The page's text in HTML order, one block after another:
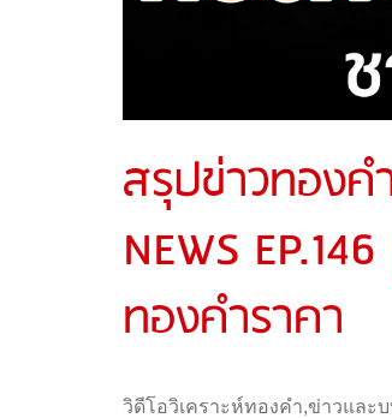
สรุปข่าวทองค
NEWS
ทองคำราคา
วิดีโอวิเคราะห์ทองคำ,ข่าวและบ